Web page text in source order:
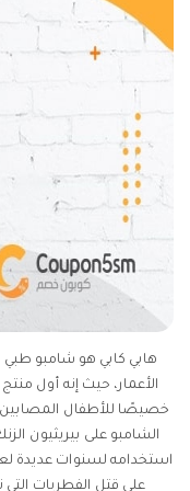
هابي كابي هو شامبو
الأعمار، حيث إنه أول
خصيصًا للأطفال المصابين
الشامبو على بيريثيون
استخدامه لسنوات عديدة
على قتل الفطريات